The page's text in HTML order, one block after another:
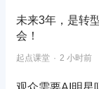
未来3年，是转
会！
起点课堂 2 小时前